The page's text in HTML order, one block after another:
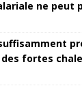
ne peut
fortes